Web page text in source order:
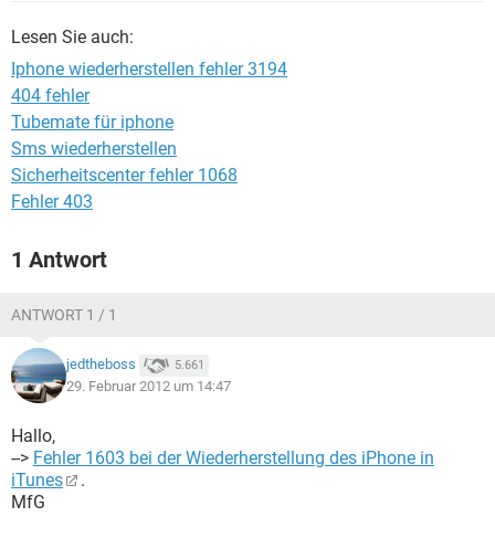
Lesen Sie auch:
Iphone wiederherstellen fehler 3194
404 fehler
Tubemate für iphone
Sms wiederherstellen
Sicherheitscenter fehler 1068
Fehler 403
1 Antwort
ANTWORT 1 / 1
jedtheboss 5.661
29. Februar 2012 um 14:47
Hallo,
--> Fehler 1603 bei der Wiederherstellung des iPhone in
iTunes
.
MfG